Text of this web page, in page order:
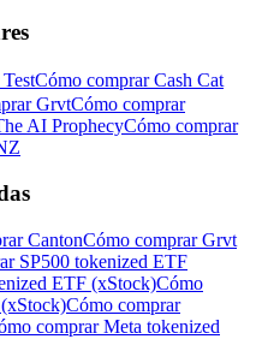
Cómo comprar Cash Cat
GrvtCómo comprar
AI ProphecyCómo comprar
CantonCómo comprar Grvt
SP500 tokenized ETF
ETF (xStock)Cómo
Cómo comprar
comprar Meta tokenized